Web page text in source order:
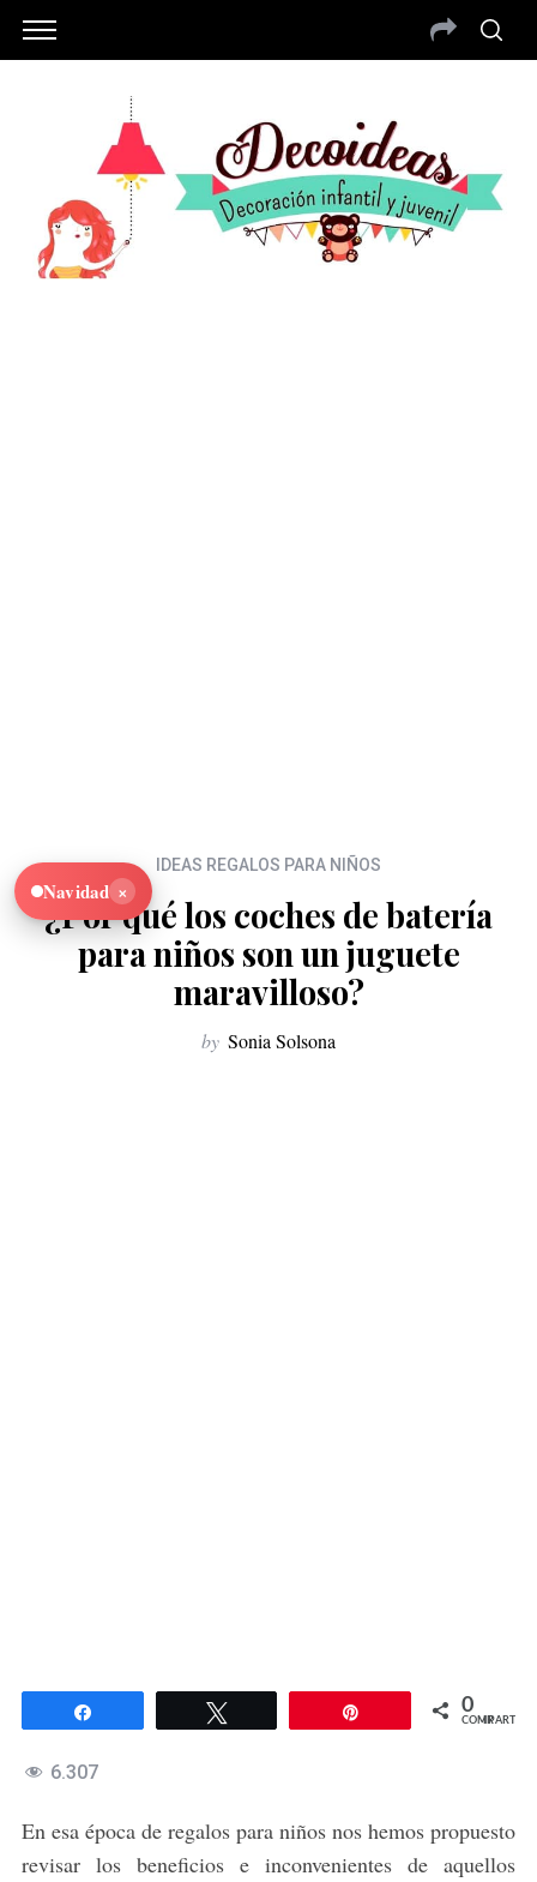
IDEAS REGALOS PARA NIÑOS
¿Por qué los coches de batería
para niños son un juguete
maravilloso?
by Sonia Solsona
0
COMPARTIR
6.307
En esa época de regalos para niños nos hemos propuesto
revisar los beneficios e inconvenientes de aquellos
Navidad ×